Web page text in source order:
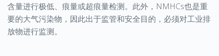
含量进行极低、痕量或超痕量检测。此外，NMHCs也是重
要的大气污染物，因此出于监管和安全目的，必须对工业排
放物进行监测。